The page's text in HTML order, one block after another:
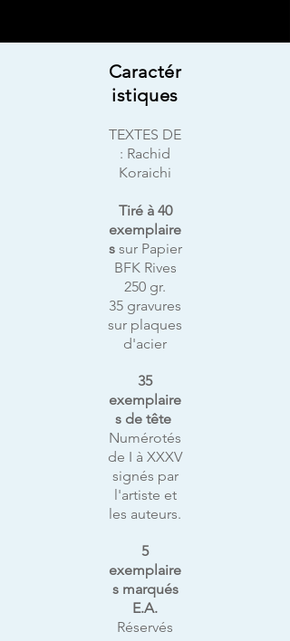
Caractér
istiques
TEXTES DE
: Rachid
Koraichi
Tiré à 40
exemplaire
s sur Papier
BFK Rives
250 gr.
35 gravures
sur plaques
d'acier
35
exemplaire
s de tête
Numérotés
de I à XXXV
signés par
l'artiste et
les auteurs.
5
exemplaire
s marqués
E.A.
Réservés